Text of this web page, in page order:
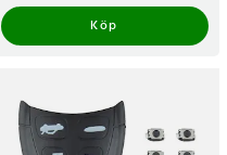
Köp